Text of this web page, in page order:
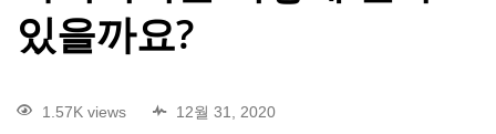
있을까요?
1.57K views 12월 31, 2020